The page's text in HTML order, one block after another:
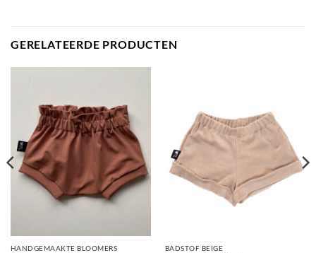
GERELATEERDE PRODUCTEN
HANDGEMAAKTE BLOOMERS BADSTOF BEIGE